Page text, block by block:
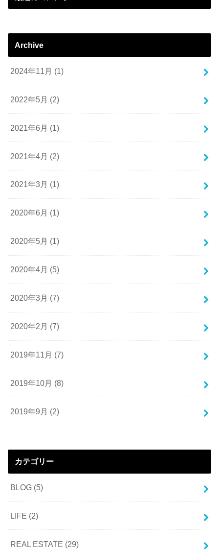
Archive
2024年11月 (1)
2022年5月 (2)
2021年6月 (1)
2021年4月 (2)
2021年3月 (1)
2020年6月 (1)
2020年5月 (1)
2020年4月 (5)
2020年3月 (7)
2020年2月 (7)
2019年11月 (7)
2019年10月 (8)
2019年9月 (2)
カテゴリー
BLOG (5)
LIFE (2)
REAL ESTATE (29)